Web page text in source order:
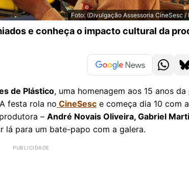
Foto: (Divulgação Assessoria CineSesc /
e conheça o impacto cultural da
de Plástico, uma homenagem aos 15 anos
festa rola no CineSesc e começa dia 10 com
– André Novais Oliveira, Gabriel
lá para um bate-papo com a galera.